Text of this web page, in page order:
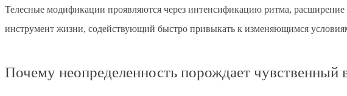
Телесные модификации проявляются через интенсификацию ритма, расширение
инструмент жизни, содействующий быстро привыкать к изменяющимся
Почему неопределенность порождает чувственный